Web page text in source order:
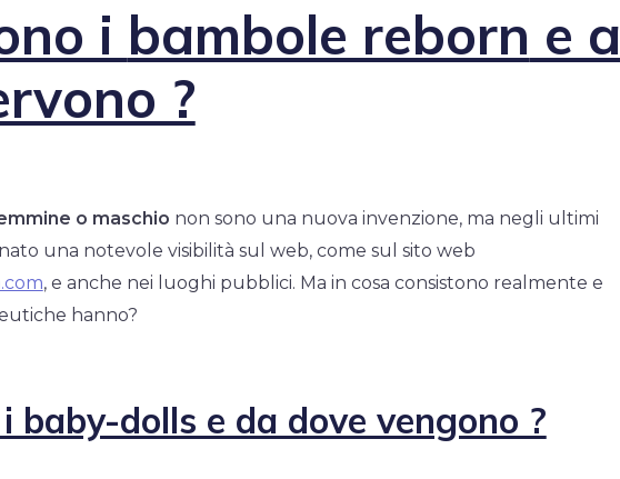
i bambole reborn e a
?
o maschio non sono una nuova invenzione, ma negli ultimi
una notevole visibilità sul web, come sul sito web
,e anche nei luoghi pubblici. Ma in cosa consistono realmente e
hanno?
baby-dolls e da dove vengono ?